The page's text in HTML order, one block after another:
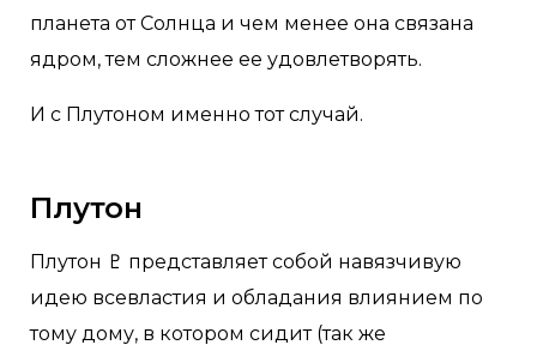
планета от Солнца и чем менее она связана
ядром, тем сложнее ее удовлетворять. ⠀ ⠀
И с Плутоном именно тот случай.
Плутон
Плутон ♇ представляет собой навязчивую
идею всевластия и обладания влиянием по
тому дому, в котором сидит (так же